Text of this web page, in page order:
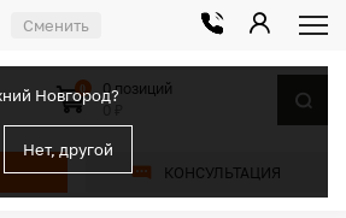
Сменить
Новгород?
Нет, другой
КОНСУЛЬТАЦИЯ
0
0 позиций